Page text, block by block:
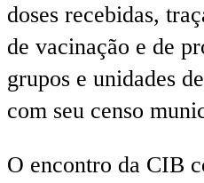
doses recebidas,
de vacinação e de
grupos e unidades
com seu censo
O encontro da CIB